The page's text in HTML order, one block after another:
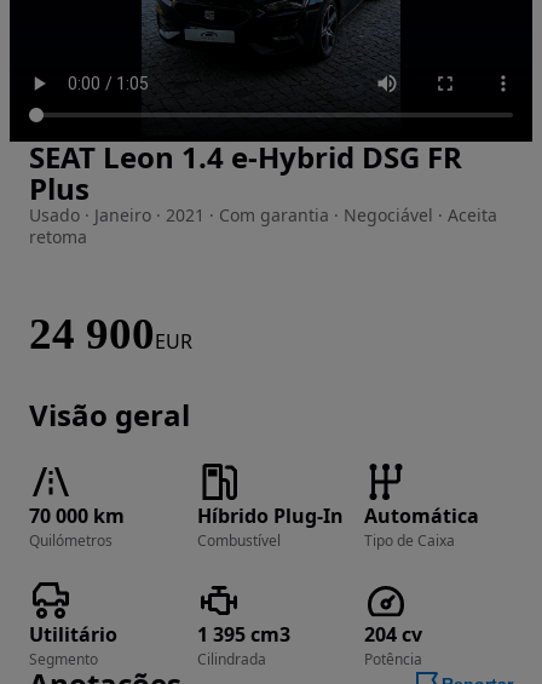
Imagem 1 de 19
SEAT Leon 1.4 e-Hybrid DSG FR
Plus
Usado · Janeiro · 2021 · Com garantia · Negociável · Aceita
retoma
24 900EUR
Visão geral
70 000 km
Quilómetros
Híbrido Plug-In
Combustível
Automática
Tipo de Caixa
Utilitário
Segmento
1 395 cm3
Cilindrada
204 cv
Potência